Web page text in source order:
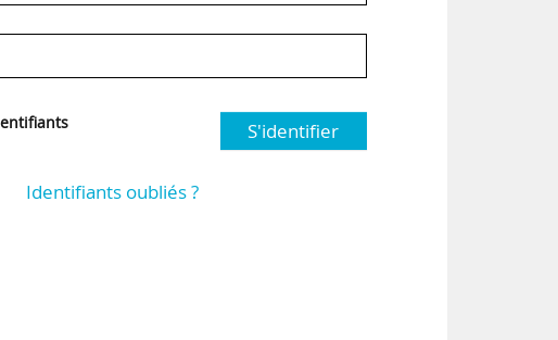
S'identifier
Identifiants oubliés ?